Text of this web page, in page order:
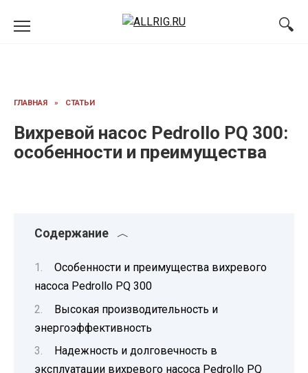
ГЛАВНАЯ » СТАТЬИ
Вихревой насос Pedrollo PQ 300:
особенности и преимущества
Содержание
Особенности и преимущества вихревого
насоса Pedrollo PQ 300
Высокая производительность и
энергоэффективность
Надежность и долговечность в
эксплуатации вихревого насоса Pedrollo PQ